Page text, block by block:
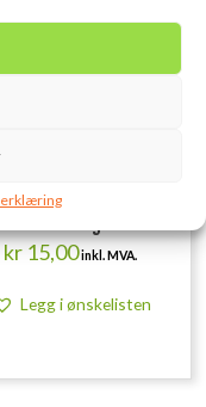
GEAR LB Cannibal
kr 15,00inkl. MVA.
Legg i ønskelisten